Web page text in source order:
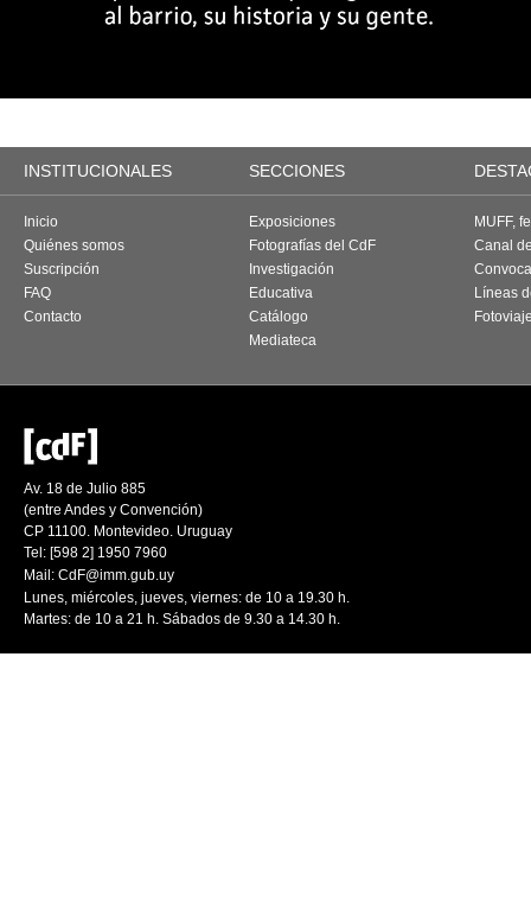
INSTITUCIONALES SECCIONES
Inicio
Quiénes somos
Suscripción
FAQ
Contacto
Exposiciones
Fotografías del CdF
Investigación
Educativa
Catálogo
Mediateca
MUFF,
Canal
Líneas
Av. 18 de Julio 885
(entre Andes y Convención)
CP 11100. Montevideo. Uruguay
Tel: [598 2] 1950 7960
Mail: CdF@imm.gub.uy
Lunes, miércoles, jueves, viernes: de 10 a 19.30 h.
Martes: de 10 a 21 h. Sábados de 9.30 a 14.30 h.